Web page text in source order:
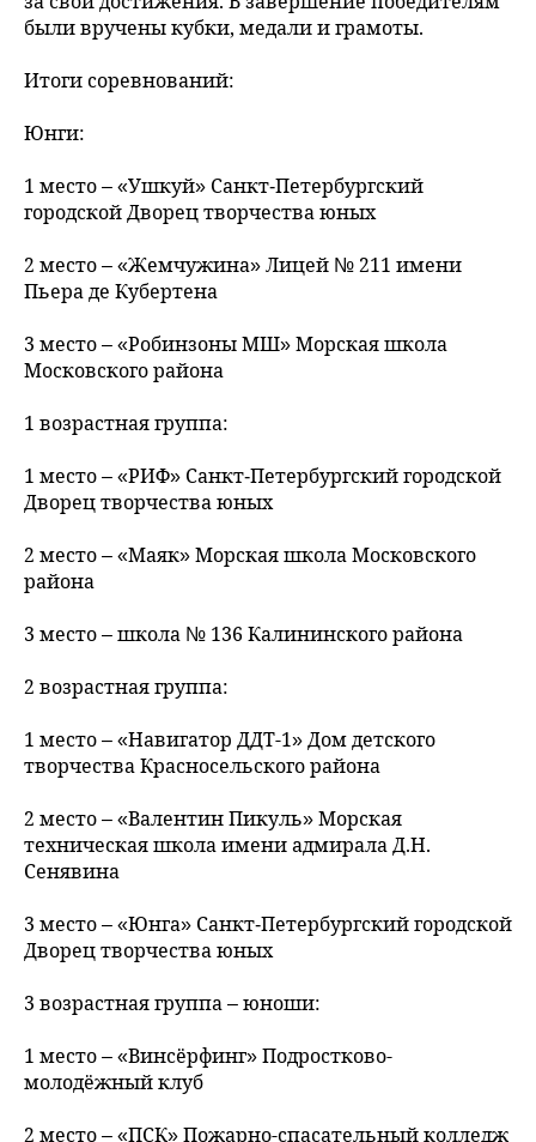
были вручены кубки, медали и грамоты.
Итоги соревнований:
Юнги:
1 место – «Ушкуй» Санкт‑Петербургский
городской Дворец творчества юных
2 место – «Жемчужина» Лицей № 211 имени
Пьера де Кубертена
3 место – «Робинзоны МШ» Морская школа
Московского района
1 возрастная группа:
1 место – «РИФ» Санкт‑Петербургский городской
Дворец творчества юных
2 место – «Маяк» Морская школа Московского
района
3 место – школа № 136 Калининского района
2 возрастная группа:
1 место – «Навигатор ДДТ-1» Дом детского
творчества Красносельского района
2 место – «Валентин Пикуль» Морская
техническая школа имени адмирала Д.Н.
Сенявина
3 место – «Юнга» Санкт‑Петербургский городской
Дворец творчества юных
3 возрастная группа – юноши:
1 место – «Винсёрфинг» Подростково-
молодёжный клуб
2 место – «ПСК» Пожарно-спасательный колледж